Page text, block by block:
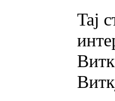
Taj